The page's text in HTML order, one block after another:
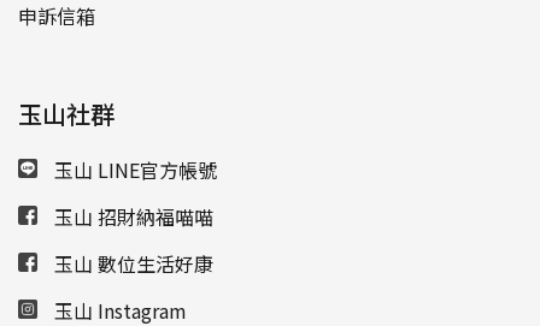
申訴信箱
玉山社群
玉山 LINE官方帳號
玉山 招財納福喵喵
玉山 數位生活好康
玉山 Instagram